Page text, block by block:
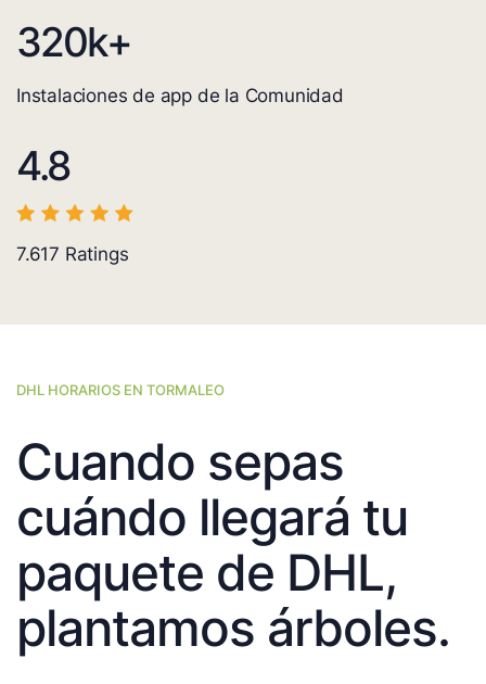
320k+
Instalaciones de app de la Comunidad
4.8
7.617 Ratings
DHL HORARIOS EN TORMALEO
Cuando sepas
cuándo llegará tu
paquete de DHL,
plantamos árboles.